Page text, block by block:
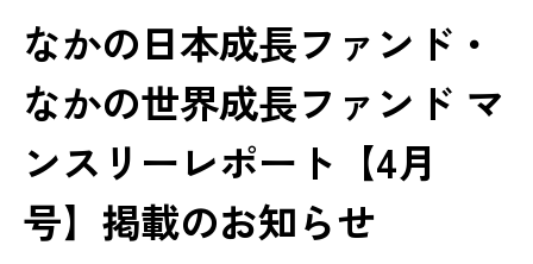
なかの日本成長ファンド・
なかの世界成長ファンド マ
ンスリーレポート【4月
号】掲載のお知らせ